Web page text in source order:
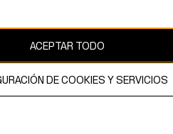
está protegido por copyright y es
AB.
ACEPTAR TODO
DE COOKIES Y SERVICIOS